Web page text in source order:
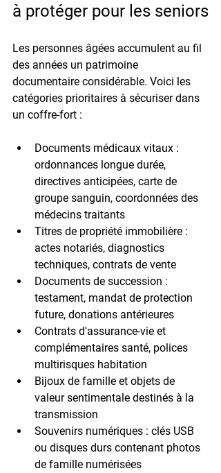
à protéger pour les seniors
Les personnes âgées accumulent au fil
des années un patrimoine
documentaire considérable. Voici les
catégories prioritaires à sécuriser dans
un coffre-fort :
Documents médicaux vitaux :
ordonnances longue durée,
directives anticipées, carte de
groupe sanguin, coordonnées des
médecins traitants
Titres de propriété immobilière :
actes notariés, diagnostics
techniques, contrats de vente
Documents de succession :
testament, mandat de protection
future, donations antérieures
Contrats d'assurance-vie et
complémentaires santé, polices
multirisques habitation
Bijoux de famille et objets de
valeur sentimentale destinés à la
transmission
Souvenirs numériques : clés USB
ou disques durs contenant photos
de famille numérisées